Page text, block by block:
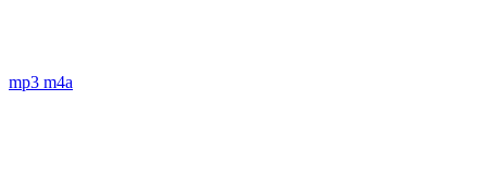
mp3 m4a